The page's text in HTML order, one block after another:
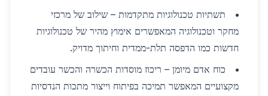
תשתיות טכנולוגיות מתקדמות – שילוב של מרכזי
מחקר וטכנולוגיה המאפשרים אימוץ מהיר של טכנולוגיות
חדשות כמו הדפסה תלת-ממדית וחיתוך מדויק.
כוח אדם מיומן – ריכוז מוסדות הכשרה והכשר עובדים
מקצועיים המאפשר תמיכה בפיתוח וייצור מתכות הנדסיות